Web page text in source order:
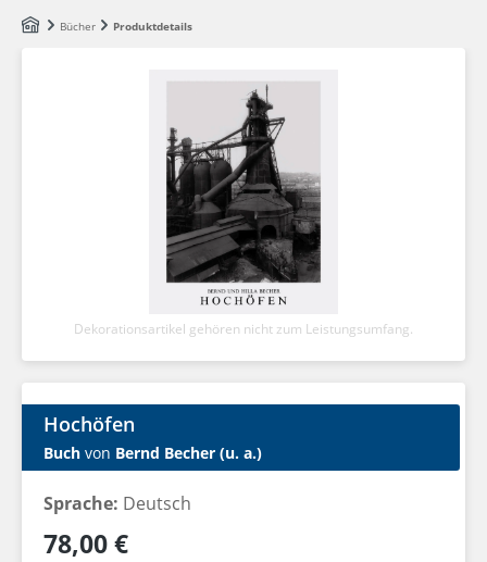
Zum Hauptinhalt springen
Bücher Produktdetails
Dekorationsartikel gehören nicht zum Leistungsumfang.
Hochöfen
Buch von Bernd Becher (u. a.)
Sprache: Deutsch
Regulärer Preis:
78,00 €